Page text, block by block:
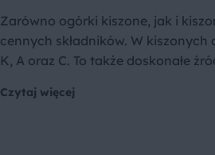
Zarówno ogórki kiszone, jak i
cennych składników. W
K, A oraz C. To także doskonałe
Czytaj więcej